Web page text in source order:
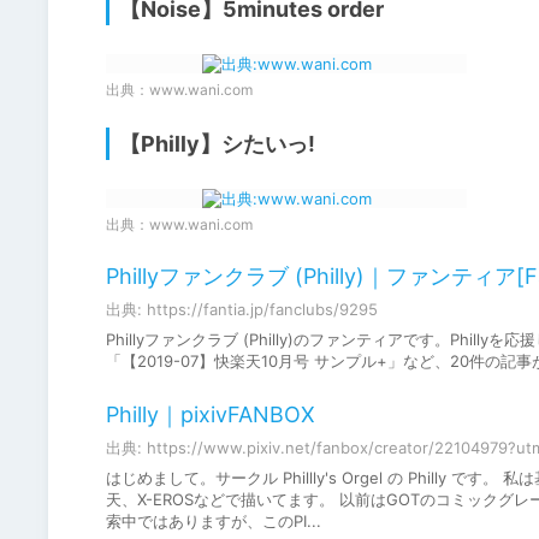
【Noise】5minutes order
出典： www.wani.com
【Philly】シたいっ!
出典： www.wani.com
Phillyファンクラブ (Philly)｜ファンティア
出典: https://fantia.jp/fanclubs/9295
Phillyファンクラブ (Philly)のファンティアです。Phillyを応
「【2019-07】快楽天10月号 サンプル+」など、20件の記事
Philly｜pixivFANBOX
出典: https://www.pixiv.net/fanbox/creator/
はじめまして。サークル Phillly's Orgel の Philly です。 私
天、X-EROSなどで描いてます。 以前はGOTのコミックグ
索中ではありますが、このPI...